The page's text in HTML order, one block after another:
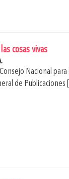
cosas vivas
Consejo Nacional
de Publicaciones